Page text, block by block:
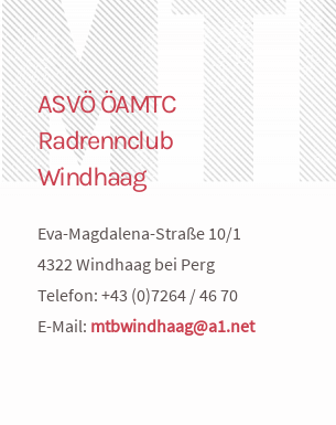
ASVÖ ÖAMTC
Radrennclub
Windhaag
Eva-Magdalena-Straße 10/1
4322 Windhaag bei Perg
Telefon: +43 (0)7264 / 46 70
E-Mail: mtbwindhaag@a1.net